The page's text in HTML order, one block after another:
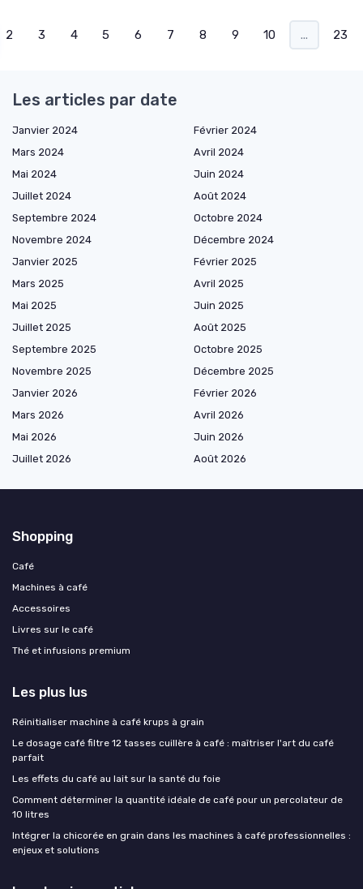
2 3 4 5 6 7 8 9 10 ... 23
Les articles par date
Janvier 2024
Février 2024
Mars 2024
Avril 2024
Mai 2024
Juin 2024
Juillet 2024
Août 2024
Septembre 2024
Octobre 2024
Novembre 2024
Décembre 2024
Janvier 2025
Février 2025
Mars 2025
Avril 2025
Mai 2025
Juin 2025
Juillet 2025
Août 2025
Septembre 2025
Octobre 2025
Novembre 2025
Décembre 2025
Janvier 2026
Février 2026
Mars 2026
Avril 2026
Mai 2026
Juin 2026
Juillet 2026
Août 2026
Shopping
Café
Machines à café
Accessoires
Livres sur le café
Thé et infusions premium
Les plus lus
Réinitialiser machine à café krups à grain
Le dosage café filtre 12 tasses cuillère à café : maîtriser l'art du café
parfait
Les effets du café au lait sur la santé du foie
Comment déterminer la quantité idéale de café pour un percolateur de
10 litres
Intégrer la chicorée en grain dans les machines à café professionnelles :
enjeux et solutions